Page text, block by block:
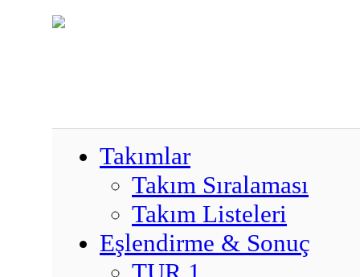
Takımlar
Takım Sıralaması
Takım Listeleri
Eşlendirme & Sonuç